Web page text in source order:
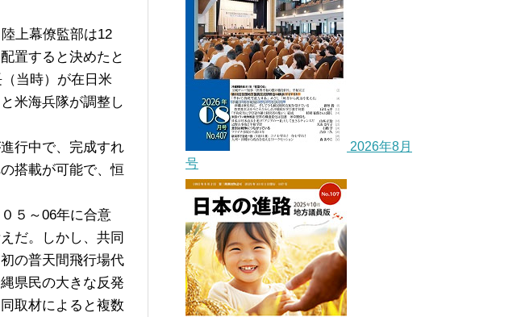
上幕僚監部は12
置すると決めたと
当時）が在日米
米海兵隊が調整し
行中で、完成すれ
搭載が可能で、恒
５～06年に合意
だ。しかし、共同
の普天間飛行場代
県民の大きな反発
取材によると複数
2026年8月
号